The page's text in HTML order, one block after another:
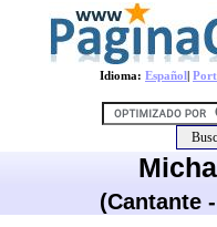
Idioma: Español|
(Cantante